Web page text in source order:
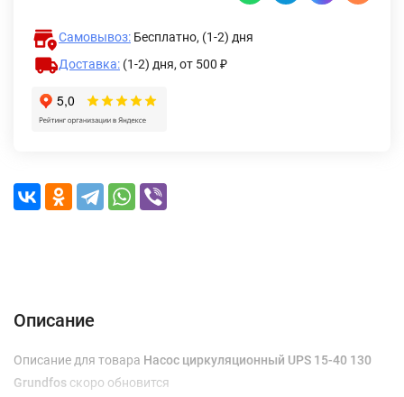
Самовывоз: Бесплатно, (1-2) дня
Доставка: (1-2) дня, от 500 ₽
Описание
Описание для товара Насос циркуляционный UPS 15-40 130
Grundfos скоро обновится